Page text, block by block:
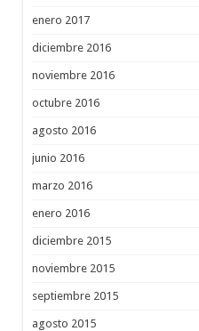
enero 2017
diciembre 2016
noviembre 2016
octubre 2016
agosto 2016
junio 2016
marzo 2016
enero 2016
diciembre 2015
noviembre 2015
septiembre 2015
agosto 2015